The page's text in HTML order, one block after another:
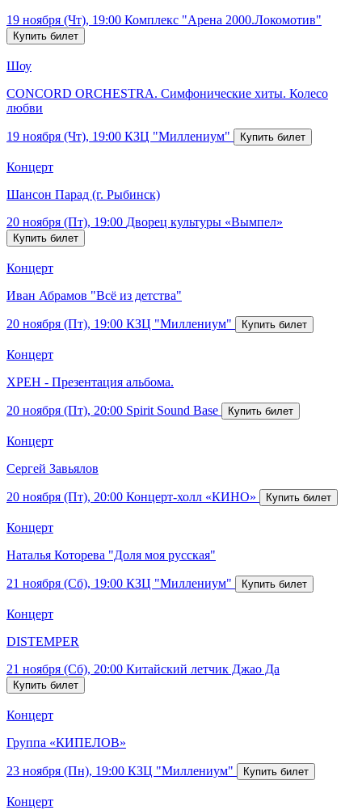
19 ноября (Чт), 19:00 Комплекс "Арена 2000.Локомотив"
Шоу
CONCORD ORCHESTRA. Симфонические хиты. Колесо
любви
19 ноября (Чт), 19:00 КЗЦ "Миллениум"
Концерт
Шансон Парад (г. Рыбинск)
20 ноября (Пт), 19:00 Дворец культуры «Вымпел»
Концерт
Иван Абрамов "Всё из детства"
20 ноября (Пт), 19:00 КЗЦ "Миллениум"
Концерт
ХРЕН - Презентация альбома.
20 ноября (Пт), 20:00 Spirit Sound Base
Концерт
Сергей Завьялов
20 ноября (Пт), 20:00 Концерт-холл «КИНО»
Концерт
Наталья Которева "Доля моя русская"
21 ноября (Сб), 19:00 КЗЦ "Миллениум"
Концерт
DISTEMPER
21 ноября (Сб), 20:00 Китайский летчик Джао Да
Концерт
Группа «КИПЕЛОВ»
23 ноября (Пн), 19:00 КЗЦ "Миллениум"
Концерт